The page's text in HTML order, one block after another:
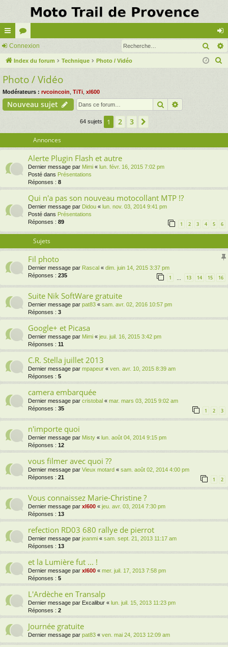
cc
ès
ra
pi
de
or
u
m
s
on
ne
Connexion
Index du forum Technique Photo / Vidéo
Photo / Vidéo
Modérateurs : rvcoincoin TiTi xl600
Nouveau sujet Rechercher
64 sujets 1 2 3
Annonces
Alerte Plugin Flash et autre
Dernier message par Mimi « lun. févr. 16, 2015 7:02 pm
Posté dans Présentations
Réponses : 8
Qui n'a pas son nouveau motocollant MTP !?
Dernier message par Didou « lun. nov. 03, 2014 9:41 pm
Posté dans Présentations
Réponses : 89 1 2 3 4 5 6
Sujets
Fil photo
Dernier message par Rascal « dim. juin 14, 2015 3:37 pm
Réponses : 235 1 13 14 15 16
Suite Nik SoftWare gratuite
Dernier message par pat83 « sam. avr. 02, 2016 10:57 pm
Réponses : 3
Google+ et Picasa
Dernier message par Mimi « jeu. juil. 16, 2015 3:42 pm
Réponses : 11
C.R. Stella juillet 2013
Dernier message par mpapeur « ven. avr. 10, 2015 8:39 am
Réponses : 5
camera embarquée
Dernier message par cristobal « mar. mars 03, 2015 9:02 am
Réponses : 35 1 2 3
n'importe quoi
Dernier message par Misty « lun. août 04, 2014 9:15 pm
Réponses : 12
vous filmer avec quoi ??
Dernier message par Vieux motard « sam. août 02, 2014 4:00 pm
Réponses : 21 1 2
Vous connaissez Marie-Christine ?
Dernier message par xl600 « jeu. avr. 03, 2014 7:30 pm
Réponses : 13
refection RD03 680 rallye de pierrot
Dernier message par jeanmi « sam. sept. 21, 2013 11:17 am
Réponses : 13
et la Lumière fut ... !
Dernier message par xl600 « mer. juil. 17, 2013 7:58 pm
Réponses : 5
L'Ardèche en Transalp
Dernier message par Excalibur « lun. juil. 15, 2013 11:23 pm
Réponses : 2
Journée gratuite
Dernier message par pat83 « ven. mai 24, 2013 12:09 am